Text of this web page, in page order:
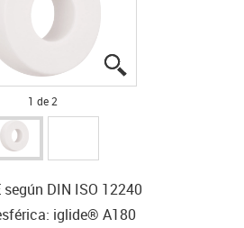
1 de 2
DIN ISO 12240
iglide® A180